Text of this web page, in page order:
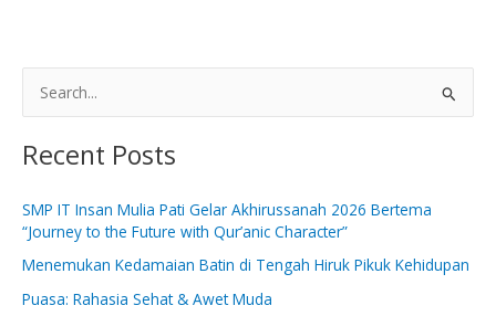
a
c
h
f
o
Recent Posts
SMP IT Insan Mulia Pati Gelar Akhirussanah 2026 Bertema
“Journey to the Future with Qur’anic Character”
Menemukan Kedamaian Batin di Tengah Hiruk Pikuk Kehidupan
Puasa: Rahasia Sehat & Awet Muda